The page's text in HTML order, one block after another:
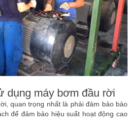
dụng máy bơm đầu rời
quan trọng nhất là phải đảm bảo bảo
để đảm bảo hiệu suất hoạt động cao